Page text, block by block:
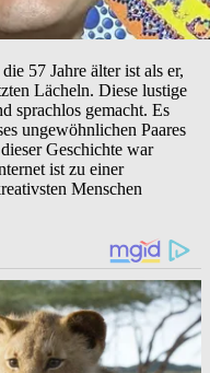
57 Jahre älter ist als er,
Lächeln. Diese lustige
sprachlos gemacht. Es
ungewöhnlichen Paares
Geschichte war
ist zu einer
Menschen